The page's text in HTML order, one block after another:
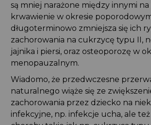
są mniej narażone między innymi
krwawienie w okresie
długoterminowo zmniejsza się ich
zachorowania na cukrzycę typu II,
jajnika i piersi, oraz osteoporozę w
menopauzalnym.
Wiadomo, że przedwczesne
naturalnego wiąże się ze
zachorowania przez dziecko na
infekcyjne, np. infekcje ucha, ale